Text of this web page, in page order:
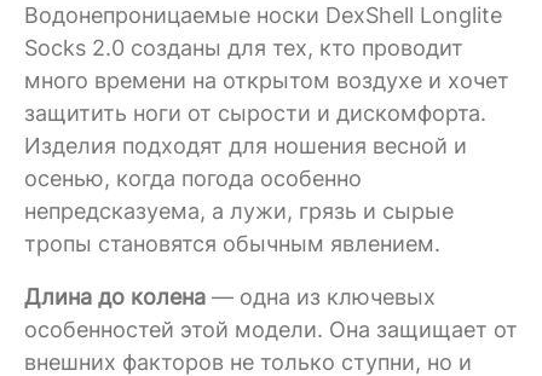
Водонепроницаемые носки DexShell Longlite
Socks 2.0 созданы для тех, кто проводит
много времени на открытом воздухе и хочет
защитить ноги от сырости и дискомфорта.
Изделия подходят для ношения весной и
осенью, когда погода особенно
непредсказуема, а лужи, грязь и сырые
тропы становятся обычным явлением.
Длина до колена — одна из ключевых
особенностей этой модели. Она защищает от
внешних факторов не только ступни, но и